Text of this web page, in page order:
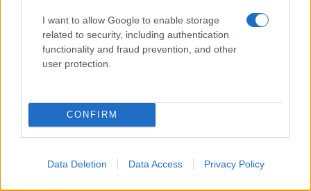
I want to allow Google to enable storage
related to security, including authentication
functionality and fraud prevention, and other
user protection.
CONFIRM
Data Deletion Data Access Privacy Policy
in redazione la precisione di chi colleziona
vecchi campionari.